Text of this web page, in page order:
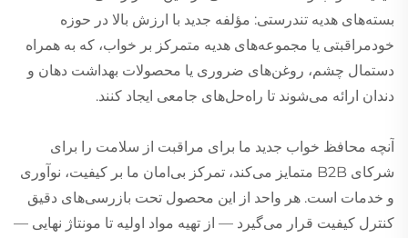
بسته‌های هدیه تندرستی: مؤلفه جدید با ارزش بالا در حوزه
خودمراقبتی یا مجموعه‌های هدیه متمرکز بر خواب، که به همراه
دستمال چشم، روغن‌های ضروری یا محصولات بهداشت دهان و
دندان ارائه می‌شوند تا راه‌حل‌های جامعی ایجاد کنند.
آنچه محافظ خواب جدید ما برای مراقبت از سلامت را برای
شرکای B2B متمایز می‌کند، تمرکز بی‌امان ما بر کیفیت، نوآوری
و خدمات است. هر واحد از این محصول تحت بازرسی‌های دقیق
کنترل کیفیت قرار می‌گیرد — از تهیه مواد اولیه تا مونتاژ نهایی —